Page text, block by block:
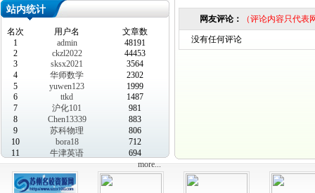
站内统计
名次 用户名
文章数
1
admin
48191
2
ckzl2022
44453
3
sksx2021
3564
4
华师数学
2302
5
yuwen123
1999
6
ttkd
1487
7
沪化101
981
8
Chen13339
883
9
苏科物理
806
10
bora18
712
11
牛津英语
694
more...
网友评论： （评论内容只代
没有任何评论